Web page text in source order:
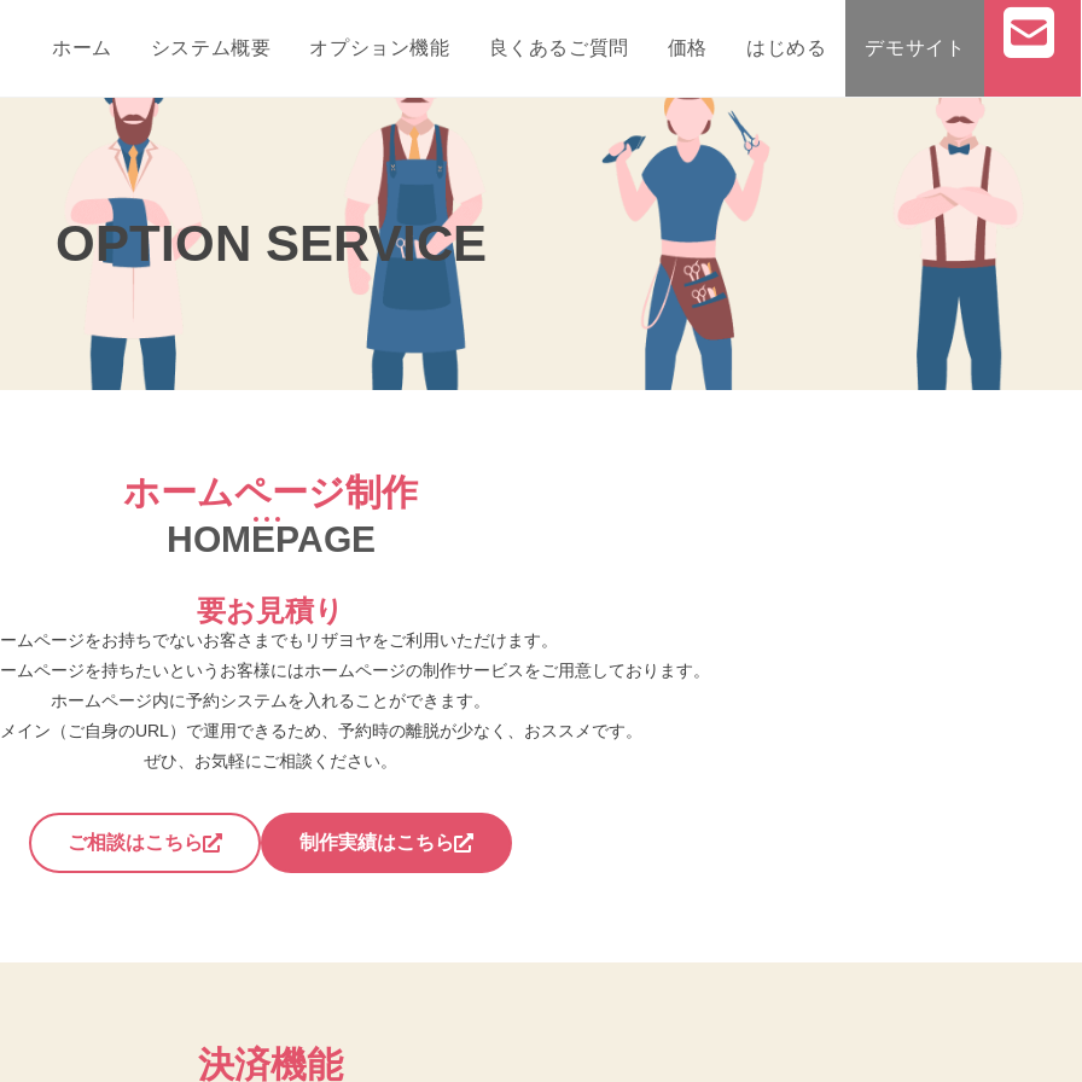
ホーム システム概要 オプション機能 良くあるご質問 価格 はじめる デモサイト
OPTION SERVICE
ホームページ制作
HOMEPAGE
要お見積り
ムページをお持ちでないお客さまでもリザヨヤをご利用いただけます。
ムページを持ちたいというお客様にはホームページの制作サービスをご用意しております。
ホームページ内に予約システムを入れることができます。
イン（ご自身のURL）で運用できるため、予約時の離脱が少なく、おススメです。
ぜひ、お気軽にご相談ください。
ご相談はこちら 制作実績はこちら
決済機能